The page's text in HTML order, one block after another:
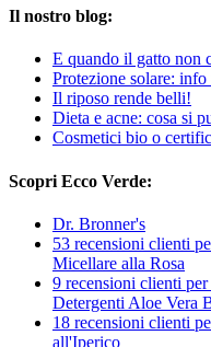
Il nostro blog:
E quando il gatto non
Protezione solare:
Il riposo rende belli!
Dieta e acne: cosa si
Cosmetici bio o
Scopri Ecco Verde:
Dr. Bronner's
53 recensioni clienti
Micellare alla Rosa
9 recensioni clienti
Detergenti Aloe Vera
18 recensioni clienti
all'Iperico